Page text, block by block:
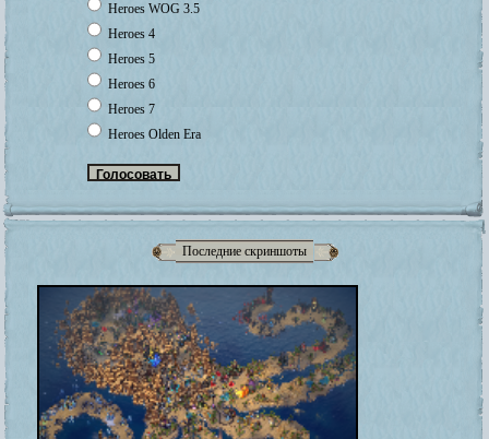
Heroes WOG 3.5
Heroes 4
Heroes 5
Heroes 6
Heroes 7
Heroes Olden Era
Последние скриншоты